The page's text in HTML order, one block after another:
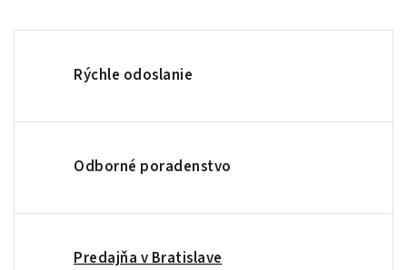
Rýchle odoslanie
Odborné poradenstvo
Predajňa v Bratislave